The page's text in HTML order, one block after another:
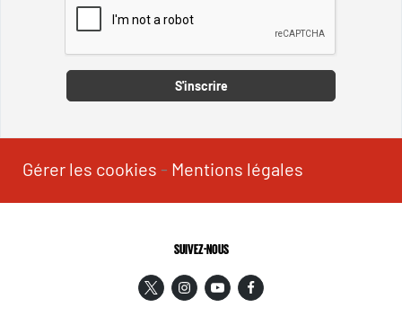
S'inscrire
Gérer les cookies - Mentions légales
SUIVEZ-NOUS